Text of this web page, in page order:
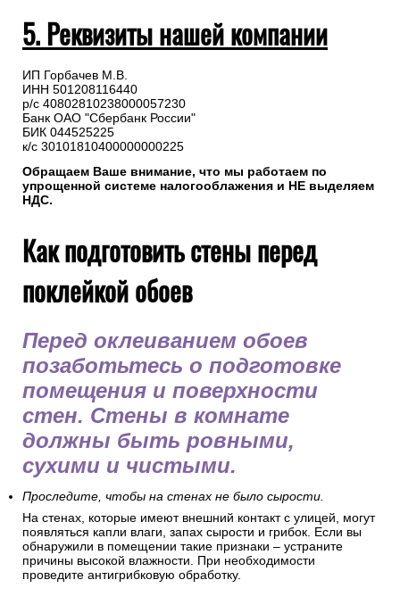
5. Реквизиты нашей компании
ИП Горбачев М.В.
ИНН 501208116440
р/с 40802810238000057230
Банк ОАО "Сбербанк России"
БИК 044525225
к/с 30101810400000000225
Обращаем Ваше внимание, что мы работаем по
упрощенной системе налогооблажения и НЕ выделяем
НДС.
Как подготовить стены перед
поклейкой обоев
Перед оклеиванием обоев
позаботьтесь о подготовке
помещения и поверхности
стен. Стены в комнате
должны быть ровными,
сухими и чистыми.
Проследите, чтобы на стенах не было сырости.
На стенах, которые имеют внешний контакт с улицей, могут
появляться капли влаги, запах сырости и грибок. Если вы
обнаружили в помещении такие признаки – устраните
причины высокой влажности. При необходимости
проведите антигрибковую обработку.